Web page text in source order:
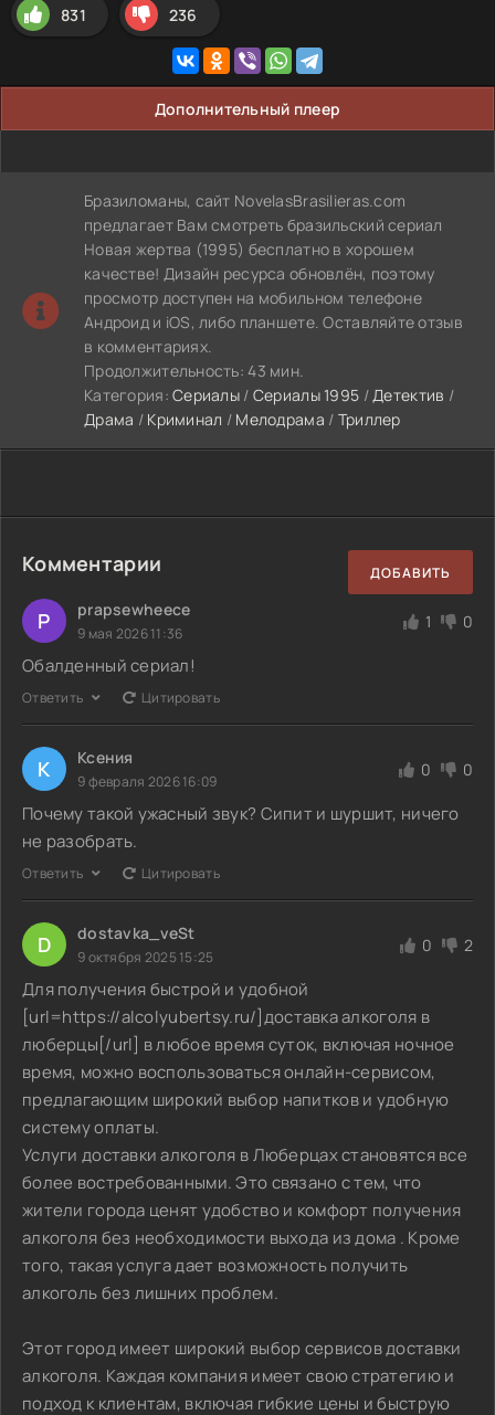
831 236
Дополнительный плеер
Бразиломаны, сайт NovelasBrasilieras.com
предлагает Вам смотреть бразильский сериал
Новая жертва (1995) бесплатно в хорошем
качестве! Дизайн ресурса обновлён, поэтому
просмотр доступен на мобильном телефоне
Андроид и iOS, либо планшете. Оставляйте отзыв
в комментариях.
Продолжительность: 43 мин.
Категория:Сериалы / Сериалы 1995 /Детектив /
Драма / Криминал / Мелодрама / Триллер
Комментарии ДОБАВИТЬ
P prapsewheece
9 мая 2026 11:36
1 0
Обалденный сериал!
Ответить Цитировать
К Ксения
9 февраля 2026 16:09
0 0
Почему такой ужасный звук? Сипит и шуршит, ничего
не разобрать.
Ответить Цитировать
D dostavka_veSt
9 октября 2025 15:25
0 2
Для получения быстрой и удобной
[url=https://alcolyubertsy.ru/]доставка алкоголя в
люберцы[/url] в любое время суток, включая ночное
время, можно воспользоваться онлайн-сервисом,
предлагающим широкий выбор напитков и удобную
систему оплаты.
Услуги доставки алкоголя в Люберцах становятся все
более востребованными. Это связано с тем, что
жители города ценят удобство и комфорт получения
алкоголя без необходимости выхода из дома . Кроме
того, такая услуга дает возможность получить
алкоголь без лишних проблем.
Этот город имеет широкий выбор сервисов доставки
алкоголя. Каждая компания имеет свою стратегию и
подход к клиентам, включая гибкие цены и быструю